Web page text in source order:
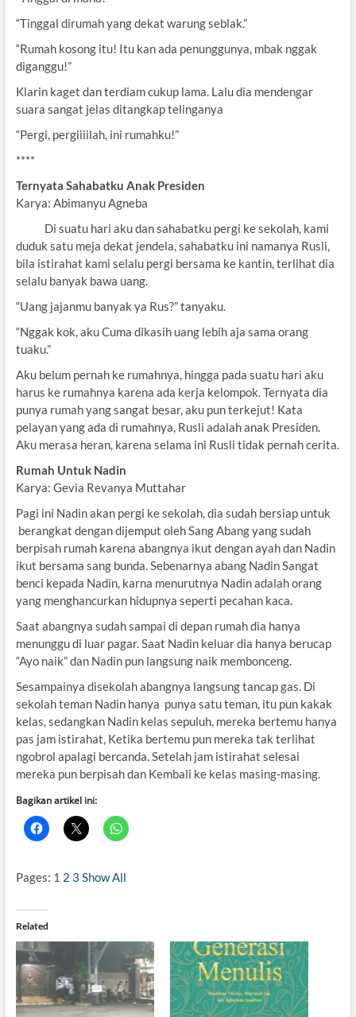
“Tinggal dirumah yang dekat warung seblak.”
“Rumah kosong itu! Itu kan ada penunggunya, mbak nggak
diganggu!”
Klarin kaget dan terdiam cukup lama. Lalu dia mendengar
suara sangat jelas ditangkap telinganya
“Pergi, pergiiiilah, ini rumahku!”
****
Ternyata Sahabatku Anak Presiden
Karya: Abimanyu Agneba
Di suatu hari aku dan sahabatku pergi ke sekolah, kami
duduk satu meja dekat jendela, sahabatku ini namanya Rusli,
bila istirahat kami selalu pergi bersama ke kantin, terlihat dia
selalu banyak bawa uang.
“Uang jajanmu banyak ya Rus?” tanyaku.
“Nggak kok, aku Cuma dikasih uang lebih aja sama orang
tuaku.”
Aku belum pernah ke rumahnya, hingga pada suatu hari aku
harus ke rumahnya karena ada kerja kelompok. Ternyata dia
punya rumah yang sangat besar, aku pun terkejut! Kata
pelayan yang ada di rumahnya, Rusli adalah anak Presiden.
Aku merasa heran, karena selama ini Rusli tidak pernah cerita.
Rumah Untuk Nadin
Karya: Gevia Revanya Muttahar
Pagi ini Nadin akan pergi ke sekolah, dia sudah bersiap untuk
berangkat dengan dijemput oleh Sang Abang yang sudah
berpisah rumah karena abangnya ikut dengan ayah dan Nadin
ikut bersama sang bunda. Sebenarnya abang Nadin Sangat
benci kepada Nadin, karna menurutnya Nadin adalah orang
yang menghancurkan hidupnya seperti pecahan kaca.
Saat abangnya sudah sampai di depan rumah dia hanya
menunggu di luar pagar. Saat Nadin keluar dia hanya berucap
“Ayo naik” dan Nadin pun langsung naik membonceng.
Sesampainya disekolah abangnya langsung tancap gas. Di
sekolah teman Nadin hanya punya satu teman, itu pun kakak
kelas, sedangkan Nadin kelas sepuluh, mereka bertemu hanya
pas jam istirahat, Ketika bertemu pun mereka tak terlihat
ngobrol apalagi bercanda. Setelah jam istirahat selesai
mereka pun berpisah dan Kembali ke kelas masing-masing.
Bagikan artikel ini:
Pages: 1 2 3 Show All
Related